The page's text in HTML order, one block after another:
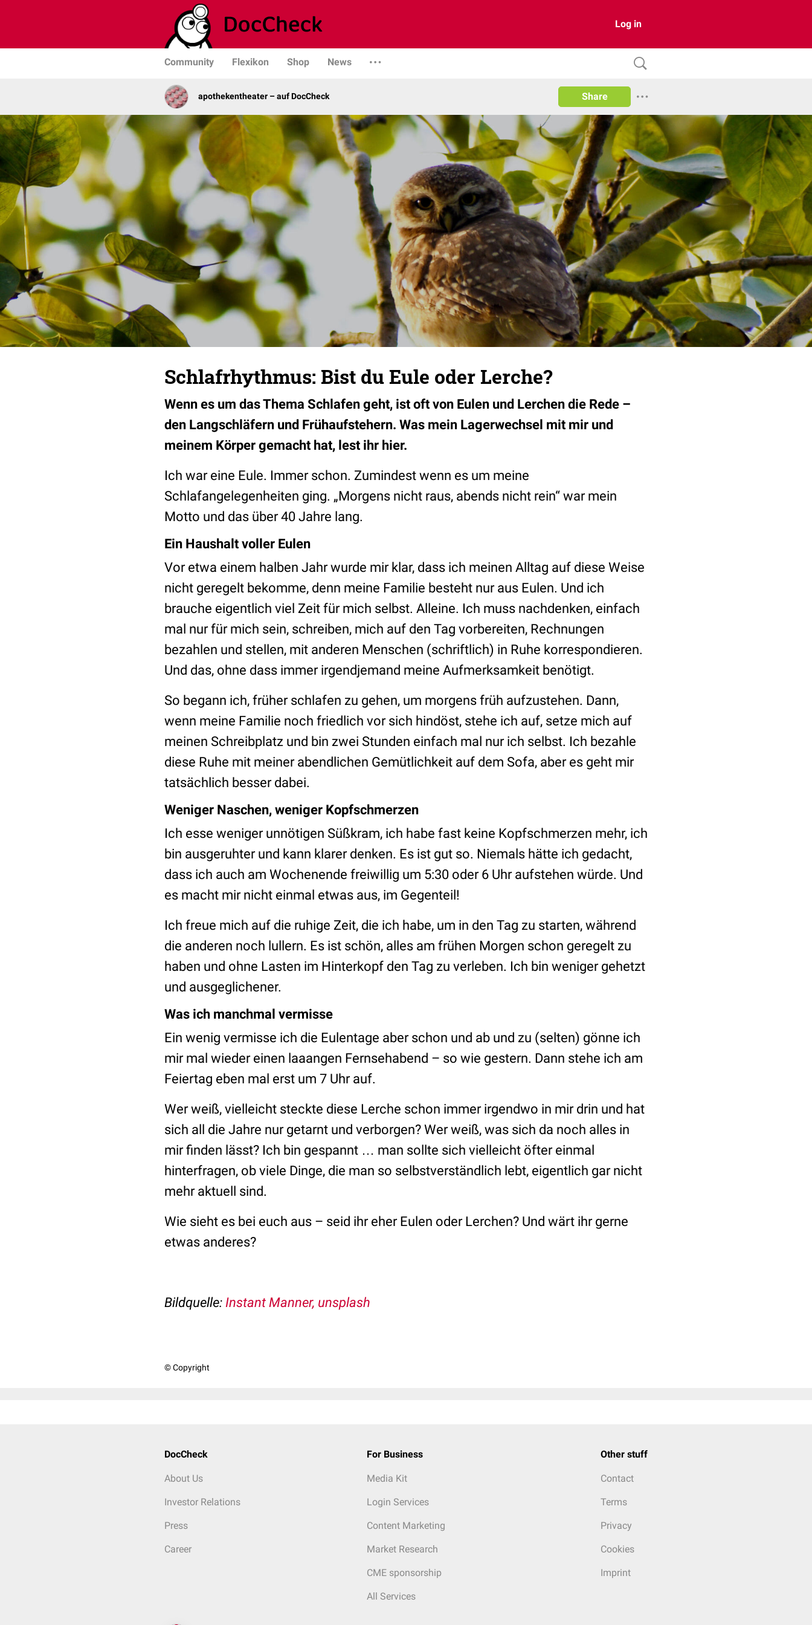
Log in
Community Flexikon Shop News
apothekentheater – auf DocCheck Share
Schlafrhythmus: Bist du Eule oder Lerche?
Wenn es um das Thema Schlafen geht, ist oft von Eulen und Lerchen die Rede –
den Langschläfern und Frühaufstehern. Was mein Lagerwechsel mit mir und
meinem Körper gemacht hat, lest ihr hier.
Ich war eine Eule. Immer schon. Zumindest wenn es um meine
Schlafangelegenheiten ging. „Morgens nicht raus, abends nicht rein“ war mein
Motto und das über 40 Jahre lang.
Ein Haushalt voller Eulen
Vor etwa einem halben Jahr wurde mir klar, dass ich meinen Alltag auf diese Weise
nicht geregelt bekomme, denn meine Familie besteht nur aus Eulen. Und ich
brauche eigentlich viel Zeit für mich selbst. Alleine. Ich muss nachdenken, einfach
mal nur für mich sein, schreiben, mich auf den Tag vorbereiten, Rechnungen
bezahlen und stellen, mit anderen Menschen (schriftlich) in Ruhe korrespondieren.
Und das, ohne dass immer irgendjemand meine Aufmerksamkeit benötigt.
So begann ich, früher schlafen zu gehen, um morgens früh aufzustehen. Dann,
wenn meine Familie noch friedlich vor sich hindöst, stehe ich auf, setze mich auf
meinen Schreibplatz und bin zwei Stunden einfach mal nur ich selbst. Ich bezahle
diese Ruhe mit meiner abendlichen Gemütlichkeit auf dem Sofa, aber es geht mir
tatsächlich besser dabei.
Weniger Naschen, weniger Kopfschmerzen
Ich esse weniger unnötigen Süßkram, ich habe fast keine Kopfschmerzen mehr, ich
bin ausgeruhter und kann klarer denken. Es ist gut so. Niemals hätte ich gedacht,
dass ich auch am Wochenende freiwillig um 5:30 oder 6 Uhr aufstehen würde. Und
es macht mir nicht einmal etwas aus, im Gegenteil!
Ich freue mich auf die ruhige Zeit, die ich habe, um in den Tag zu starten, während
die anderen noch lullern. Es ist schön, alles am frühen Morgen schon geregelt zu
haben und ohne Lasten im Hinterkopf den Tag zu verleben. Ich bin weniger gehetzt
und ausgeglichener.
Was ich manchmal vermisse
Ein wenig vermisse ich die Eulentage aber schon und ab und zu (selten) gönne ich
mir mal wieder einen laaangen Fernsehabend – so wie gestern. Dann stehe ich am
Feiertag eben mal erst um 7 Uhr auf.
Wer weiß, vielleicht steckte diese Lerche schon immer irgendwo in mir drin und hat
sich all die Jahre nur getarnt und verborgen? Wer weiß, was sich da noch alles in
mir finden lässt? Ich bin gespannt … man sollte sich vielleicht öfter einmal
hinterfragen, ob viele Dinge, die man so selbstverständlich lebt, eigentlich gar nicht
mehr aktuell sind.
Wie sieht es bei euch aus – seid ihr eher Eulen oder Lerchen? Und wärt ihr gerne
etwas anderes?
Bildquelle: Instant Manner, unsplash
© Copyright
DocCheck
About Us
Investor Relations
Press
Career
For Business
Media Kit
Login Services
Content Marketing
Market Research
CME sponsorship
All Services
Other stuff
Contact
Terms
Privacy
Cookies
Imprint